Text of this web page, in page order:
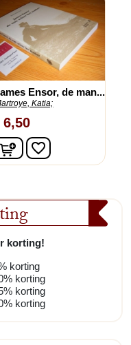
korting!
korting
korting
korting
korting
Ensor, de man...
Katia;
6,50
In winkelwagen
favorite_border